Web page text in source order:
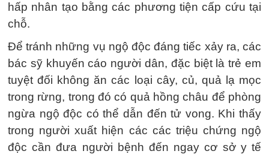
hấp nhân tạo bằng các phương tiện cấp cứu tại
chỗ.
Để tránh những vụ ngộ độc đáng tiếc xảy ra, các
bác sỹ khuyến cáo người dân, đặc biệt là trẻ em
tuyệt đối không ăn các loại cây, củ, quả lạ mọc
trong rừng, trong đó có quả hồng châu để phòng
ngừa ngộ độc có thể dẫn đến tử vong. Khi thấy
trong người xuất hiện các các triệu chứng ngộ
độc cần đưa người bệnh đến ngay cơ sở y tế